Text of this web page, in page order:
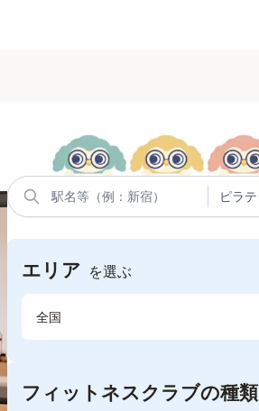
エリア を選ぶ
全国
フィットネスクラブの種類